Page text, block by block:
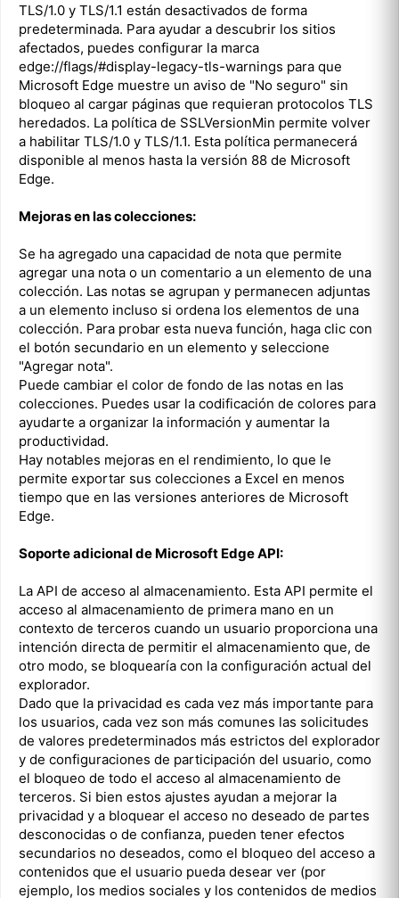
TLS/1.0 y TLS/1.1 están desactivados de forma
predeterminada. Para ayudar a descubrir los sitios
afectados, puedes configurar la marca
edge://flags/#display-legacy-tls-warnings para que
Microsoft Edge muestre un aviso de "No seguro" sin
bloqueo al cargar páginas que requieran protocolos TLS
heredados. La política de SSLVersionMin permite volver
a habilitar TLS/1.0 y TLS/1.1. Esta política permanecerá
disponible al menos hasta la versión 88 de Microsoft
Edge.
Mejoras en las colecciones:
Se ha agregado una capacidad de nota que permite
agregar una nota o un comentario a un elemento de una
colección. Las notas se agrupan y permanecen adjuntas
a un elemento incluso si ordena los elementos de una
colección. Para probar esta nueva función, haga clic con
el botón secundario en un elemento y seleccione
"Agregar nota".
Puede cambiar el color de fondo de las notas en las
colecciones. Puedes usar la codificación de colores para
ayudarte a organizar la información y aumentar la
productividad.
Hay notables mejoras en el rendimiento, lo que le
permite exportar sus colecciones a Excel en menos
tiempo que en las versiones anteriores de Microsoft
Edge.
Soporte adicional de Microsoft Edge API:
La API de acceso al almacenamiento. Esta API permite el
acceso al almacenamiento de primera mano en un
contexto de terceros cuando un usuario proporciona una
intención directa de permitir el almacenamiento que, de
otro modo, se bloquearía con la configuración actual del
explorador.
Dado que la privacidad es cada vez más importante para
los usuarios, cada vez son más comunes las solicitudes
de valores predeterminados más estrictos del explorador
y de configuraciones de participación del usuario, como
el bloqueo de todo el acceso al almacenamiento de
terceros. Si bien estos ajustes ayudan a mejorar la
privacidad y a bloquear el acceso no deseado de partes
desconocidas o de confianza, pueden tener efectos
secundarios no deseados, como el bloqueo del acceso a
contenidos que el usuario pueda desear ver (por
ejemplo, los medios sociales y los contenidos de medios